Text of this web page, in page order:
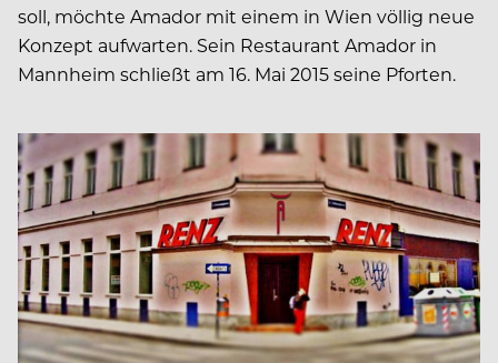
soll, möchte Amador mit einem in Wien völlig neue
Konzept aufwarten. Sein Restaurant Amador in
Mannheim schließt am 16. Mai 2015 seine Pforten.